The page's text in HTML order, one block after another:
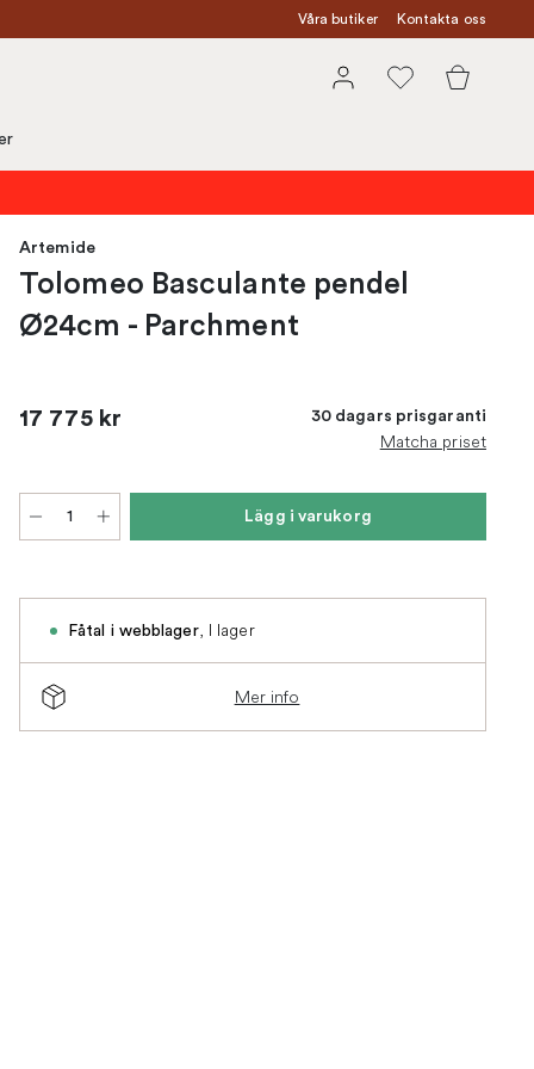
Våra butiker Kontakta oss
Artemide
Tolomeo Basculante pendel
Ø24cm - Parchment
17 775 kr 30 dagars prisgaranti
Matcha priset
Lägg i varukorg
Fåtal i webblager, I lager
Mer info